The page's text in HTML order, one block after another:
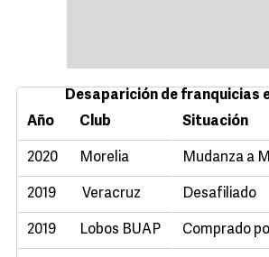
Desaparición de franquicias
Año
Club Situación
2020 Morelia Mudanza a
2019 Veracruz Desafiliado
2019 Lobos BUAP Comprado